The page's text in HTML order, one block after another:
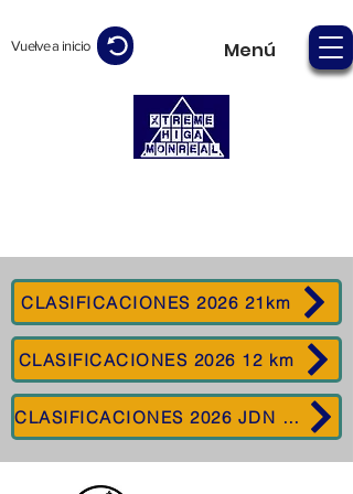
Menú
Vuelve a inicio
CLASIFICACIONES 2026 21km
CLASIFICACIONES 2026 12 km
CLASIFICACIONES 2026 JDN 5 km